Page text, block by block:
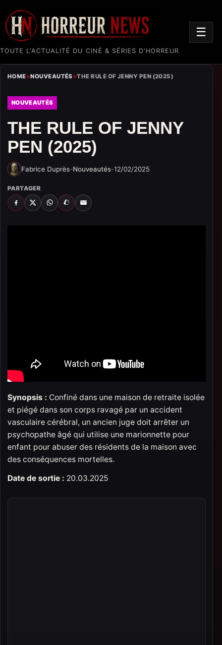
TOUTE L'ACTUALITÉ DU CINÉ & SÉRIES D'HORREUR
☰
HOME»NOUVEAUTÉS»THE RULE OF JENNY PEN (2025)
NOUVEAUTÉS
THE RULE OF JENNY
PEN (2025)
Fabrice Duprès-Nouveautés-12/02/2025
PARTAGER
FACEBOOK
X WHATSAPP
SNAPCHAT
EMAIL
Synopsis : Confiné dans une maison de retraite isolée
et piégé dans son corps ravagé par un accident
vasculaire cérébral, un ancien juge doit arrêter un
psychopathe âgé qui utilise une marionnette pour
enfant pour abuser des résidents de la maison avec
des conséquences mortelles.
Date de sortie : 20.03.2025